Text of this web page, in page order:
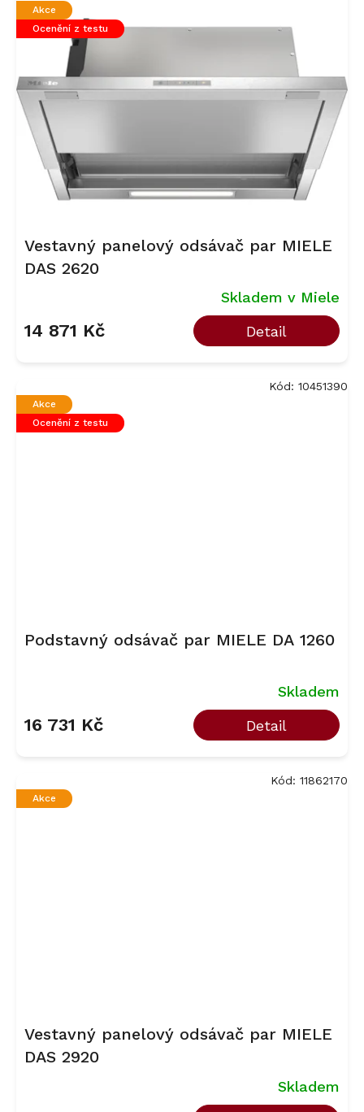
Akce
Ocenění z testu
Vestavný panelový odsávač par MIELE
DAS 2620
Skladem v Miele
14 871 Kč Detail
Akce
Ocenění z testu
Podstavný odsávač par MIELE DA 1260
Skladem
16 731 Kč Detail
Kód: 10451390
Akce
Vestavný panelový odsávač par MIELE
DAS 2920
Skladem
Kód: 11862170